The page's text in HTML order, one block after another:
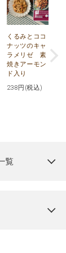
くるみとココ
ナッツのキャ
ラメリゼ 素
焼きアーモン
ド入り
238 円(税込)
覧